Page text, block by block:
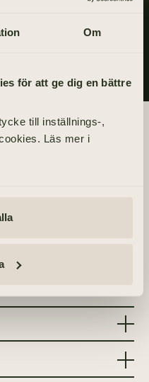
Om
för att ge dig en bättre
till inställnings-,
Läs mer i